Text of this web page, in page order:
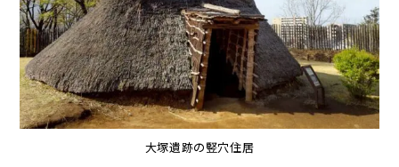
大塚遺跡の竪穴住居